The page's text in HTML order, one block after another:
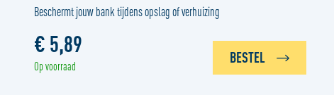
Beschermt jouw bank tijdens opslag of verhuizing
€ 5,89
Op voorraad
BESTEL